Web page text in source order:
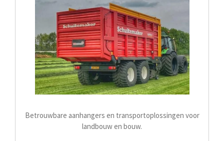
Betrouwbare aanhangers en transportoplossingen voor
landbouw en bouw.